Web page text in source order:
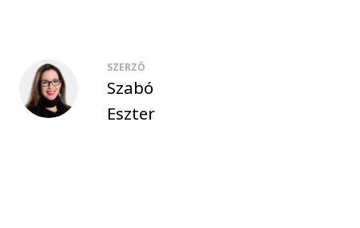
SZERZŐ
Szabó
Eszter